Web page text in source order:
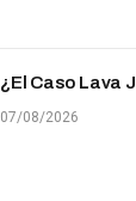
¿El Caso Lava
07/08/2026